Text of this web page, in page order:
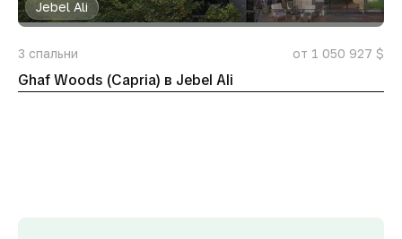
Jebel Ali
3 спальни от 1 050 927 $
Ghaf Woods (Capria) в Jebel Ali